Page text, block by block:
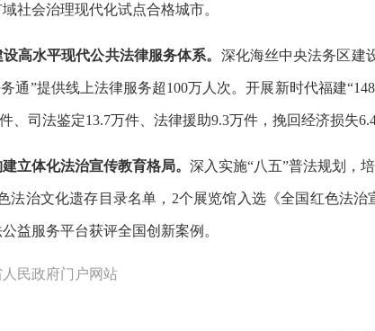
社会治理现代化试点合格城市。
设高水平现代公共法律服务体系。 深化海丝中央法务区建
通”提供线上法律服务超100万人次。开展新时代福建
、司法鉴定13.7万件、法律援助9.3万件，挽回经济损失6.4
建立体化法治宣传教育格局。 深入实施“八五”普法规划，
法治文化遗存目录名单，2个展览馆入选《全国红色法
益服务平台获评全国创新案例。
民政府门户网站